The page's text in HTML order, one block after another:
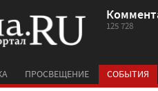
125 728
ПРОСВЕЩЕНИЕ СОБЫТИЯ